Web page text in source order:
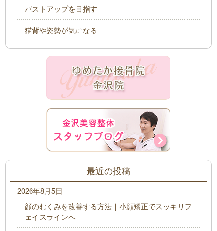
バストアップを目指す
猫背や姿勢が気になる
最近の投稿
顔のむくみを改善する方法｜小顔矯正でスッキリフ
ェイスラインへ
2026年8月5日